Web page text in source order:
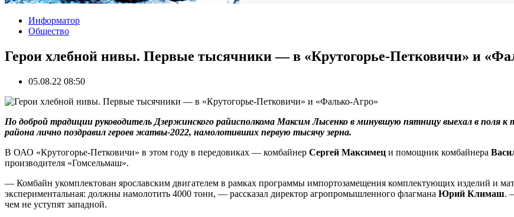
Информатор
Общество
Герои хлебной нивы. Первые тысячники — в «Крутогорье-Петковичи» и
05.08.22 08:50
По доброй традиции руководитель Дзержинского райисполкома Максим Лысенко в минувшую пятницу выехал в поля
района лично поздравил героев жатвы-2022, намолотивших первую тысячу зерна.
В ОАО «Крутогорье-Петковичи» в этом году в передовиках — комбайнер Сергей Максимец и помощник комбайнера
производителя «Гомсельмаш».
— Комбайн укомплектован ярославским двигателем в рамках программы импортозамещения комплектующих изделий и
экспериментальная: должны намолотить 4000 тонн, — рассказал директор агропромышленного флагмана Юрий Климаш.
чем не уступят западной.